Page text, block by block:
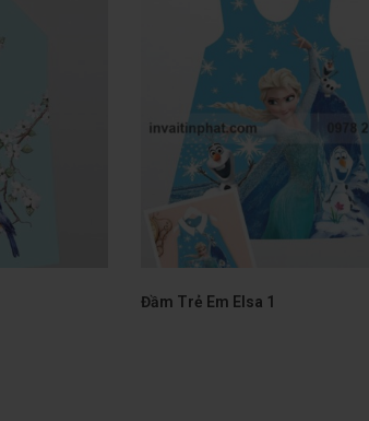
Đầm Trẻ Em Elsa 1